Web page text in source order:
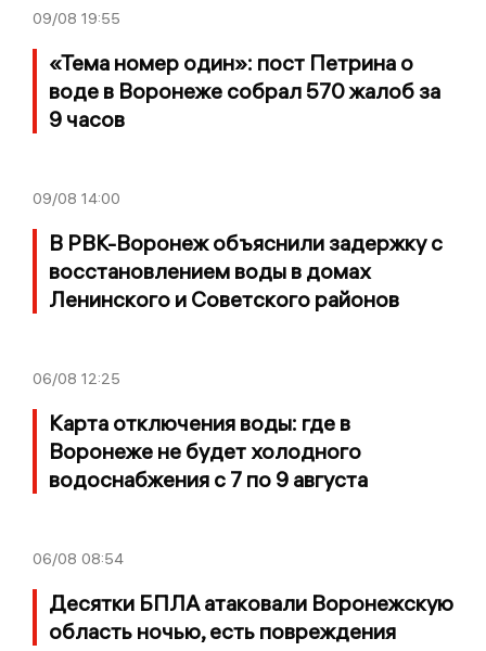
09/08 19:55
«Тема номер один»: пост Петрина о
воде в Воронеже собрал 570 жалоб за
9 часов
09/08 14:00
В РВК-Воронеж объяснили задержку с
восстановлением воды в домах
Ленинского и Советского районов
06/08 12:25
Карта отключения воды: где в
Воронеже не будет холодного
водоснабжения с 7 по 9 августа
06/08 08:54
Десятки БПЛА атаковали Воронежскую
область ночью, есть повреждения